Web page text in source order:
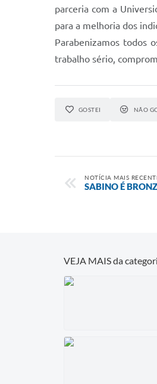
parceria com a
para a melhoria dos
Parabenizamos todos
trabalho sério,
GOSTEI NÃO
NOTÍCIA MAIS
SABINO É
VEJA MAIS da